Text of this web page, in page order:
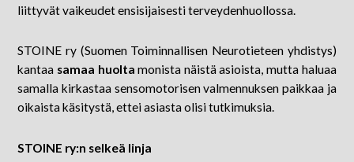
liittyvät vaikeudet ensisijaisesti terveydenhuollossa.
STOINE ry (Suomen Toiminnallisen Neurotieteen yhdistys)
kantaa samaa huolta monista näistä asioista, mutta haluaa
samalla kirkastaa sensomotorisen valmennuksen paikkaa ja
oikaista käsitystä, ettei asiasta olisi tutkimuksia.
STOINE ry:n selkeä linja